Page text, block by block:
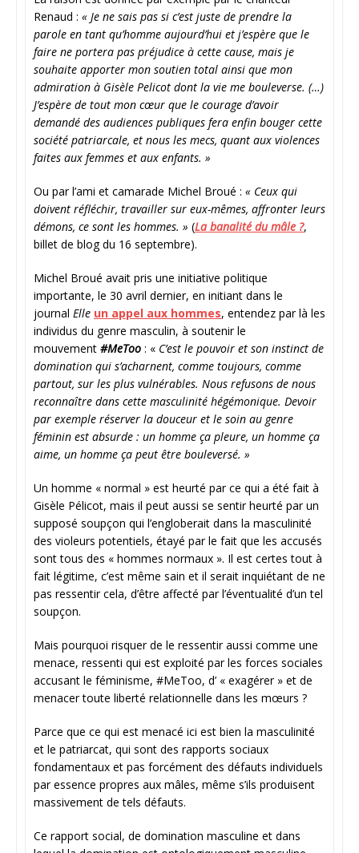
Renaud : « Je ne sais pas si c’est juste de prendre la
parole en tant qu’homme aujourd’hui et j’espère que le
faire ne portera pas préjudice à cette cause, mais je
souhaite apporter mon soutien total ainsi que mon
admiration à Gisèle Pelicot dont la vie me bouleverse. (…)
J’espère de tout mon cœur que le courage d’avoir
demandé des audiences publiques fera enfin bouger cette
société patriarcale, et nous les mecs, quant aux violences
faites aux femmes et aux enfants. »
Ou par l’ami et camarade Michel Broué : « Ceux qui
doivent réfléchir, travailler sur eux-mêmes, affronter leurs
démons, ce sont les hommes. » (La banalité du mâle ?,
billet de blog du 16 septembre).
Michel Broué avait pris une initiative politique
importante, le 30 avril dernier, en initiant dans le
journal Elle un appel aux hommes, entendez par là les
individus du genre masculin, à soutenir le
mouvement #MeToo : « C’est le pouvoir et son instinct de
domination qui s’acharnent, comme toujours, comme
partout, sur les plus vulnérables. Nous refusons de nous
reconnaître dans cette masculinité hégémonique. Devoir
par exemple réserver la douceur et le soin au genre
féminin est absurde : un homme ça pleure, un homme ça
aime, un homme ça peut être bouleversé. »
Un homme « normal » est heurté par ce qui a été fait à
Gisèle Pélicot, mais il peut aussi se sentir heurté par un
supposé soupçon qui l’engloberait dans la masculinité
des violeurs potentiels, étayé par le fait que les accusés
sont tous des « hommes normaux ». Il est certes tout à
fait légitime, c’est même sain et il serait inquiétant de ne
pas ressentir cela, d’être affecté par l’éventualité d’un tel
soupçon.
Mais pourquoi risquer de le ressentir aussi comme une
menace, ressenti qui est exploité par les forces sociales
accusant le féminisme, #MeToo, d’ « exagérer » et de
menacer toute liberté relationnelle dans les mœurs ?
Parce que ce qui est menacé ici est bien la masculinité
et le patriarcat, qui sont des rapports sociaux
fondamentaux et pas forcément des défauts individuels
par essence propres aux mâles, même s’ils produisent
massivement de tels défauts.
Ce rapport social, de domination masculine et dans